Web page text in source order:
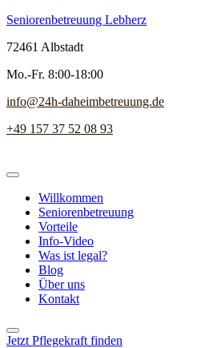
Seniorenbetreuung Lebherz
72461 Albstadt
Mo.-Fr. 8:00-18:00
info@24h-daheimbetreuung.de
+49 157 37 52 08 93
Willkommen
Seniorenbetreuung
Vorteile
Info-Video
Was ist legal?
Blog
Über uns
Kontakt
Jetzt Pflegekraft finden